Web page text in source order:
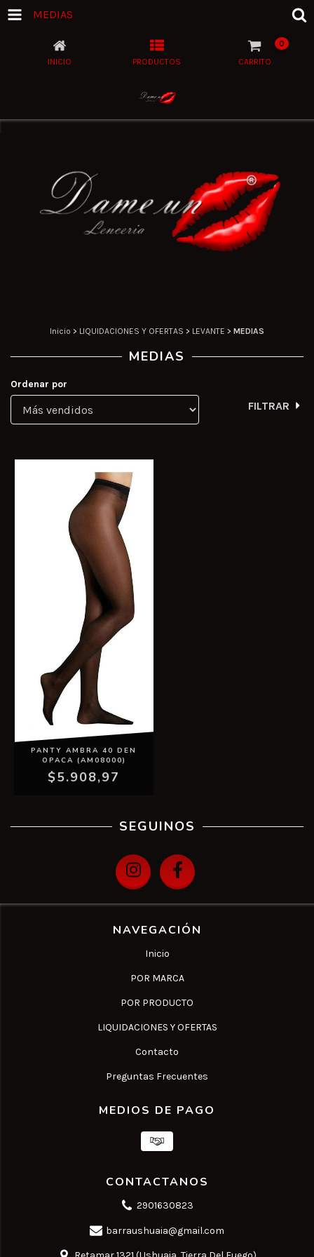
MEDIAS
INICIO PRODUCTOS CARRITO
0
Inicio > LIQUIDACIONES Y OFERTAS > LEVANTE > MEDIAS
MEDIAS
Ordenar por
FILTRAR
PANTY AMBRA 40 DEN
OPACA (AM08000)
$5.908,97
SEGUINOS
NAVEGACIÓN
Inicio
POR MARCA
POR PRODUCTO
LIQUIDACIONES Y OFERTAS
Contacto
Preguntas Frecuentes
MEDIOS DE PAGO
CONTACTANOS
2901630823
barraushuaia@gmail.com